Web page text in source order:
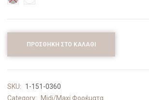
ΠΡΟΣΘΉΚΗ ΣΤΟ ΚΑΛΆΘΙ
SKU:
1-151-0360
Category:
Midi/Maxi Φορέματα